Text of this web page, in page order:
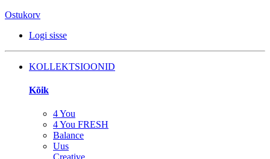
Ostukorv
Logi sisse
KOLLEKTSIOONID
Kõik
4 You
4 You FRESH
Balance
Uus
Creative